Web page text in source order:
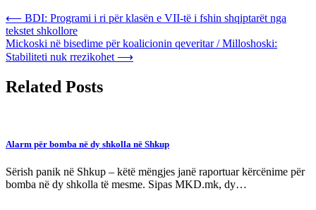
Post
navigation
⟵ BDI: Programi i ri për klasën e VII-të i fshin shqiptarët nga
tekstet shkollore
Mickoski në bisedime për koalicionin qeveritar / Milloshoski:
Stabiliteti nuk rrezikohet ⟶
Related Posts
Alarm për bomba në dy shkolla në Shkup
Sërish panik në Shkup – këtë mëngjes janë raportuar kërcënime për
bomba në dy shkolla të mesme. Sipas MKD.mk, dy…